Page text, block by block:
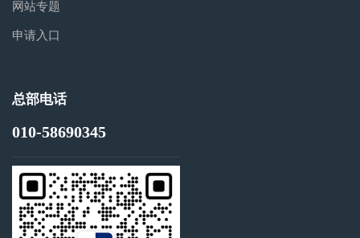
网站专题
申请入口
总部电话
010-58690345